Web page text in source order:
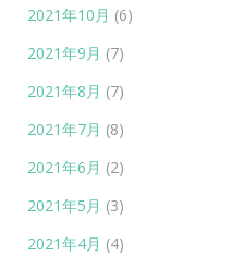
2021年10月 (6)
2021年9月 (7)
2021年8月 (7)
2021年7月 (8)
2021年6月 (2)
2021年5月 (3)
2021年4月 (4)